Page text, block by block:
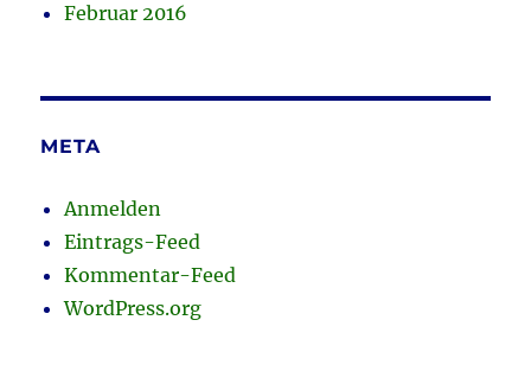
Februar 2016
META
Anmelden
Eintrags-Feed
Kommentar-Feed
WordPress.org